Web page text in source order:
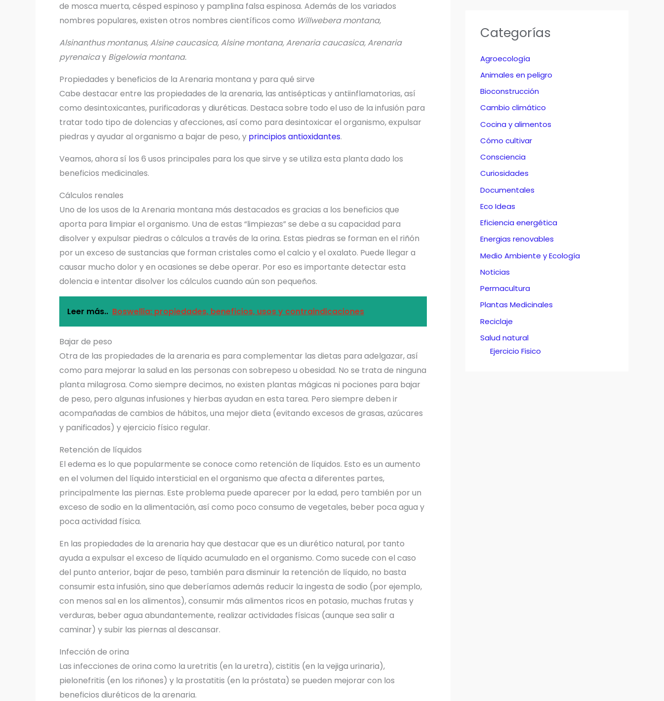
de mosca muerta, césped espinoso y pamplina falsa espinosa. Además de los variados
nombres populares, existen otros nombres científicos como Willwebera montana,
Alsinanthus montanus, Alsine caucasica, Alsine montana, Arenaria caucasica, Arenaria
pyrenaicay Bigelowia montana.
Propiedades y beneficios de la Arenaria montana y para qué sirve
Cabe destacar entre las propiedades de la arenaria, las antisépticas y antiinflamatorias, así
como desintoxicantes, purificadoras y diuréticas. Destaca sobre todo el uso de la infusión para
tratar todo tipo de dolencias y afecciones, así como para desintoxicar el organismo, expulsar
piedras y ayudar al organismo a bajar de peso, y principios antioxidantes.
Veamos, ahora sí los 6 usos principales para los que sirve y se utiliza esta planta dado los
beneficios medicinales.
Cálculos renales
Uno de los usos de la Arenaria montana más destacados es gracias a los beneficios que
aporta para limpiar el organismo. Una de estas “limpiezas” se debe a su capacidad para
disolver y expulsar piedras o cálculos a través de la orina. Estas piedras se forman en el riñón
por un exceso de sustancias que forman cristales como el calcio y el oxalato. Puede llegar a
causar mucho dolor y en ocasiones se debe operar. Por eso es importante detectar esta
dolencia e intentar disolver los cálculos cuando aún son pequeños.
Leer más.. Boswellia: propiedades, beneficios, usos y contraindicaciones
Bajar de peso
Otra de las propiedades de la arenaria es para complementar las dietas para adelgazar, así
como para mejorar la salud en las personas con sobrepeso u obesidad. No se trata de ninguna
planta milagrosa. Como siempre decimos, no existen plantas mágicas ni pociones para bajar
de peso, pero algunas infusiones y hierbas ayudan en esta tarea. Pero siempre deben ir
acompañadas de cambios de hábitos, una mejor dieta (evitando excesos de grasas, azúcares
y panificados) y ejercicio físico regular.
Retención de líquidos
El edema es lo que popularmente se conoce como retención de líquidos. Esto es un aumento
en el volumen del líquido intersticial en el organismo que afecta a diferentes partes,
principalmente las piernas. Este problema puede aparecer por la edad, pero también por un
exceso de sodio en la alimentación, así como poco consumo de vegetales, beber poca agua y
poca actividad física.
En las propiedades de la arenaria hay que destacar que es un diurético natural, por tanto
ayuda a expulsar el exceso de líquido acumulado en el organismo. Como sucede con el caso
del punto anterior, bajar de peso, también para disminuir la retención de líquido, no basta
consumir esta infusión, sino que deberíamos además reducir la ingesta de sodio (por ejemplo,
con menos sal en los alimentos), consumir más alimentos ricos en potasio, muchas frutas y
verduras, beber agua abundantemente, realizar actividades físicas (aunque sea salir a
caminar) y subir las piernas al descansar.
Infección de orina
Las infecciones de orina como la uretritis (en la uretra), cistitis (en la vejiga urinaria),
pielonefritis (en los riñones) y la prostatitis (en la próstata) se pueden mejorar con los
beneficios diuréticos de la arenaria.
Categorías
Agroecología
Animales en peligro
Bioconstrucción
Cambio climático
Cocina y alimentos
Cómo cultivar
Consciencia
Curiosidades
Documentales
Eco Ideas
Eficiencia energética
Energias renovables
Medio Ambiente y Ecología
Noticias
Permacultura
Plantas Medicinales
Reciclaje
Salud natural
Ejercicio Fisico